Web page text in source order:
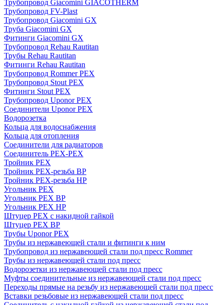
Трубопровод Giacomini GIACOTHERM
Трубопровод FV-Plast
Трубопровод Giacomini GX
Труба Giacomini GX
Фитинги Giacomini GX
Трубопровод Rehau Rautitan
Трубы Rehau Rautitan
Фитинги Rehau Rautitan
Трубопровод Rommer PEX
Трубопровод Stout PEX
Фитинги Stout PEX
Трубопровод Uponor PEX
Соединители Uponor PEX
Водорозетка
Кольца для водоснабжения
Кольца для отопления
Соединители для радиаторов
Соединитель PEX-PEX
Тройник PEX
Тройник PEX-резьба ВР
Тройник PEX-резьба НР
Угольник PEX
Угольник PEX ВР
Угольник PEX НР
Штуцер PEX c накидной гайкой
Штуцер PEX ВР
Трубы Uponor PEX
Трубы из нержавеющей стали и фитинги к ним
Трубопровод из нержавеющей стали под пресс Rommer
Трубы из нержавеющей стали под пресс
Водорозетки из нержавеющей стали под пресс
Муфты соединительные из нержавеющей стали под пресс
Переходы прямые на резьбу из нержавеющей стали под пресс
Вставки резьбовые из нержавеющей стали под пресс